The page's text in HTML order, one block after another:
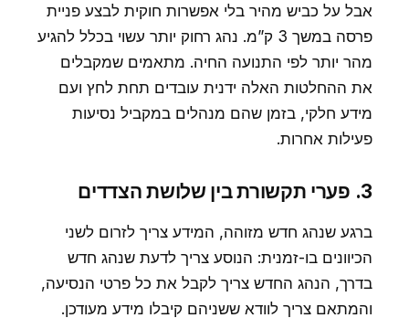
אבל על כביש מהיר בלי אפשרות חוקית לבצע פניית
פרסה במשך 3 ק”מ. נהג רחוק יותר עשוי בכלל להגיע
מהר יותר לפי התנועה החיה. מתאמים שמקבלים
את ההחלטות האלה ידנית עובדים תחת לחץ ועם
מידע חלקי, בזמן שהם מנהלים במקביל נסיעות
פעילות אחרות.
3. פערי תקשורת בין שלושת הצדדים
ברגע שנהג חדש מזוהה, המידע צריך לזרום לשני
הכיוונים בו-זמנית: הנוסע צריך לדעת שנהג חדש
בדרך, הנהג החדש צריך לקבל את כל פרטי הנסיעה,
והמתאם צריך לוודא ששניהם קיבלו מידע מעודכן.